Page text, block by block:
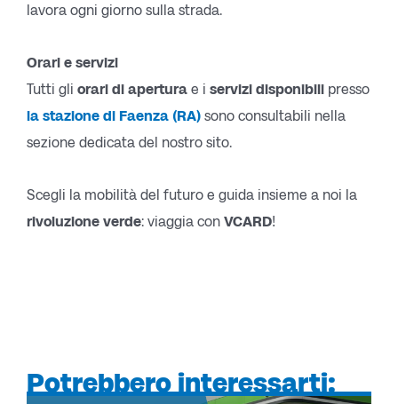
lavora ogni giorno sulla strada.
Orari e servizi
Tutti gli orari di apertura e i servizi disponibili presso
la stazione di Faenza (RA) sono consultabili nella
sezione dedicata del nostro sito.
Scegli la mobilità del futuro e guida insieme a noi la
rivoluzione verde: viaggia con VCARD!
Potrebbero interessarti: